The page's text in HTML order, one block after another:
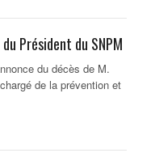
Président du SNPM
du décès de M.
de la prévention et